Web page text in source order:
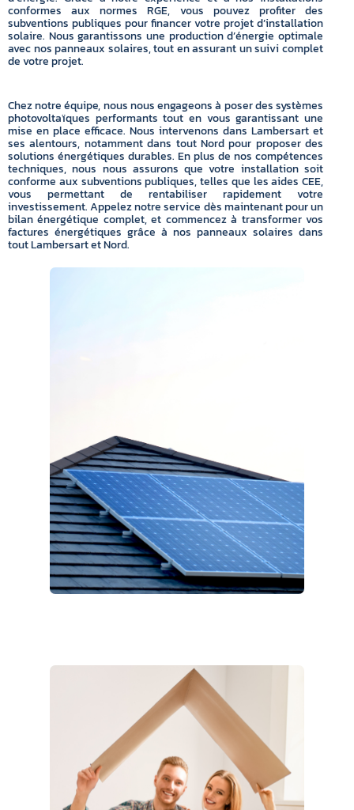
conformes aux normes RGE, vous pouvez profiter des
subventions publiques pour financer votre projet d’installation
solaire. Nous garantissons une production d’énergie optimale
avec nos panneaux solaires, tout en assurant un suivi complet
de votre projet.
Chez notre équipe, nous nous engageons à poser des systèmes
photovoltaïques performants tout en vous garantissant une
mise en place efficace. Nous intervenons dans Lambersart et
ses alentours, notamment dans tout Nord pour proposer des
solutions énergétiques durables. En plus de nos compétences
techniques, nous nous assurons que votre installation soit
conforme aux subventions publiques, telles que les aides CEE,
vous permettant de rentabiliser rapidement votre
investissement. Appelez notre service dès maintenant pour un
bilan énergétique complet, et commencez à transformer vos
factures énergétiques grâce à nos panneaux solaires dans
tout Lambersart et Nord.